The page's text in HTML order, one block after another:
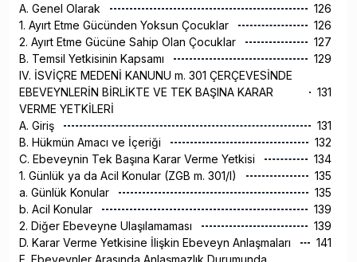
A. Genel Olarak
126
1. Ayırt Etme Gücünden Yoksun Çocuklar
126
2. Ayırt Etme Gücüne Sahip Olan Çocuklar
127
B. Temsil Yetkisinin Kapsamı
129
IV. İSVİÇRE MEDENİ KANUNU m. 301 ÇERÇEVESİNDE
EBEVEYNLERİN BİRLİKTE VE TEK BAŞINA KARAR
VERME YETKİLERİ
131
A. Giriş
131
B. Hükmün Amacı ve İçeriği
132
C. Ebeveynin Tek Başına Karar Verme Yetkisi
134
1. Günlük ya da Acil Konular (ZGB m. 301/I)
135
a. Günlük Konular
135
b. Acil Konular
139
2. Diğer Ebeveyne Ulaşılamaması
139
D. Karar Verme Yetkisine İlişkin Ebeveyn Anlaşmaları
141